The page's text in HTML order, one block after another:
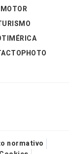
MOTOR
normativo